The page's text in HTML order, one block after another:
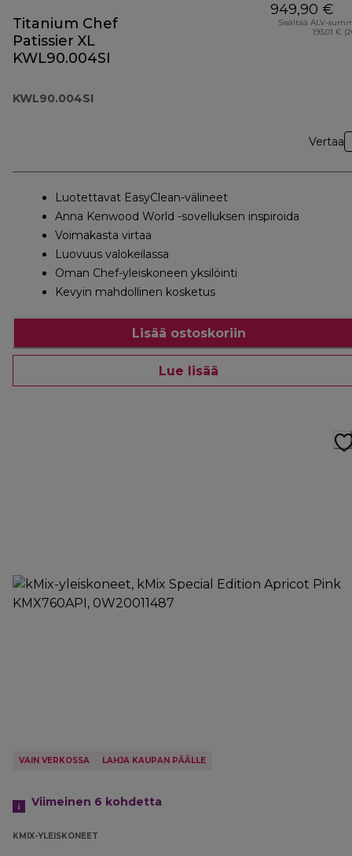
Titanium Chef
Patissier XL
KWL90.004SI
KWL90.004SI
949,90 €
Sisältää ALV-
193,01 €
Vertaa
Luotettavat EasyClean-välineet
Anna Kenwood World -sovelluksen inspiroida
Voimakasta virtaa
Luovuus valokeilassa
Oman Chef-yleiskoneen yksilöinti
Kevyin mahdollinen kosketus
Lisää ostoskoriin
Lue lisää
VAIN VERKOSSA LAHJA KAUPAN PÄÄLLE
Viimeinen 6 kohdetta
KMIX-YLEISKONEET